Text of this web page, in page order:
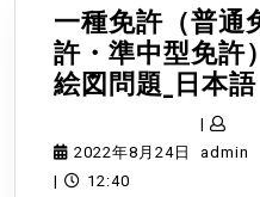
一種免許（普通
許・準中型免許
絵図問題_日本語
2022年8月24日 2022
|
admin
|
12:40